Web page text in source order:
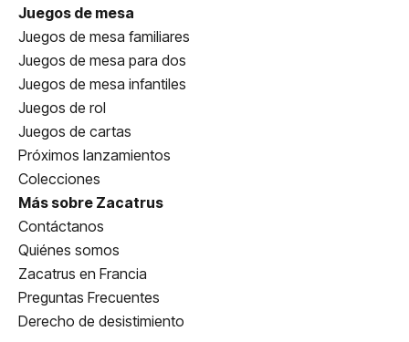
Juegos de mesa
Juegos de mesa familiares
Juegos de mesa para dos
Juegos de mesa infantiles
Juegos de rol
Juegos de cartas
Próximos lanzamientos
Colecciones
Más sobre Zacatrus
Contáctanos
Quiénes somos
Zacatrus en Francia
Preguntas Frecuentes
Derecho de desistimiento